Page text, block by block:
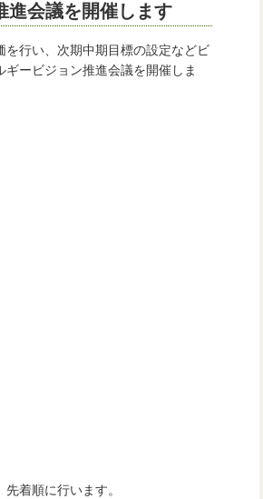
印刷する
進会議を開催します
行い、次期中期目標の設定などビ
ービジョン推進会議を開催しま
着順に行います。